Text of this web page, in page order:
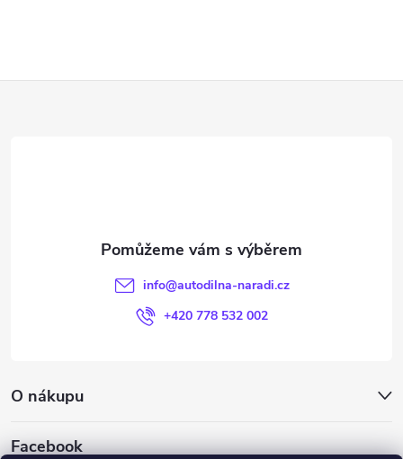
info@autodilna-naradi.cz
+420 778 532 002
O nákupu
Facebook